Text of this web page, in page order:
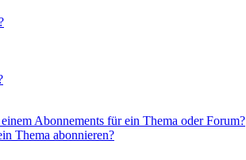
Abonnements für ein Thema oder Forum?
Thema abonnieren?